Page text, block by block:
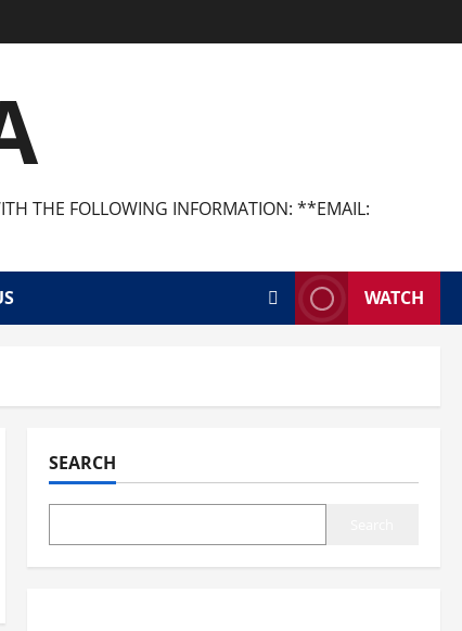
THE FOLLOWING INFORMATION: **EMAIL:
WATCH
SEARCH